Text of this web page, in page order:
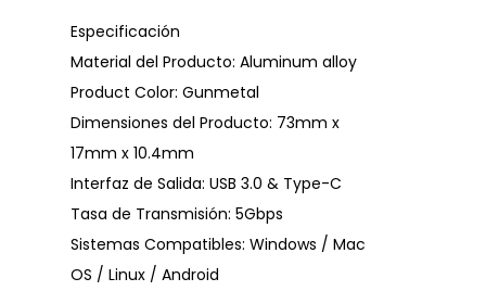
Especificación
Material del Producto: Aluminum alloy
Product Color: Gunmetal
Dimensiones del Producto: 73mm x
17mm x 10.4mm
Interfaz de Salida: USB 3.0 & Type-C
Tasa de Transmisión: 5Gbps
Sistemas Compatibles: Windows / Mac
OS / Linux / Android